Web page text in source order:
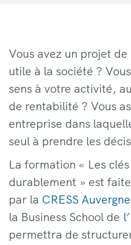
Vous avez un projet
utile à la société ?
sens à votre activité,
de rentabilité ? Vous
entreprise dans
seul à prendre les
La formation « Les
durablement » est
par la CRESS
la Business School de
permettra de